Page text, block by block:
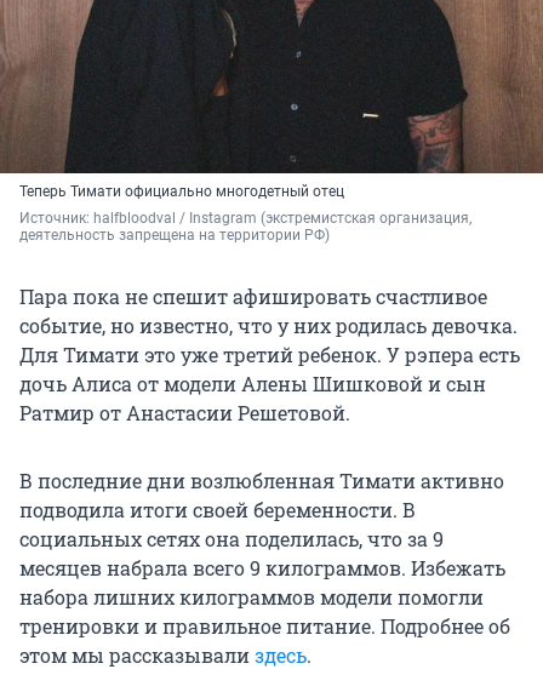
Теперь Тимати официально многодетный отец
Источник: halfbloodval / Instagram (экстремистская организация,
деятельность запрещена на территории РФ)
Пара пока не спешит афишировать счастливое
событие, но известно, что у них родилась девочка.
Для Тимати это уже третий ребенок. У рэпера есть
дочь Алиса от модели Алены Шишковой и сын
Ратмир от Анастасии Решетовой.
В последние дни возлюбленная Тимати активно
подводила итоги своей беременности. В
социальных сетях она поделилась, что за 9
месяцев набрала всего 9 килограммов. Избежать
набора лишних килограммов модели помогли
тренировки и правильное питание. Подробнее об
этом мы рассказывализдесь.